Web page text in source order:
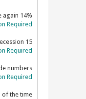
14% of "recovered" in Guangdong test positive again
Required!
15 million to die, $2.4 trillion recession
Required!
numbers
Required!
of the time